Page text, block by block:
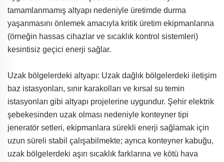
tamamlanmamış altyapı nedeniyle üretimde durma
yaşanmasını önlemek amacıyla kritik üretim ekipmanlarına
(örneğin hassas cihazlar ve sıcaklık kontrol sistemleri)
kesintisiz geçici enerji sağlar.
Uzak bölgelerdeki altyapı: Uzak dağlık bölgelerdeki iletişim
baz istasyonları, sınır karakolları ve kırsal su temin
istasyonları gibi altyapı projelerine uygundur. Şehir elektrik
şebekesinden uzak olması nedeniyle konteyner tipi
jeneratör setleri, ekipmanlara sürekli enerji sağlamak için
uzun süreli stabil çalışabilmekte; ayrıca konteyner kabuğu,
uzak bölgelerdeki aşırı sıcaklık farklarına ve kötü hava